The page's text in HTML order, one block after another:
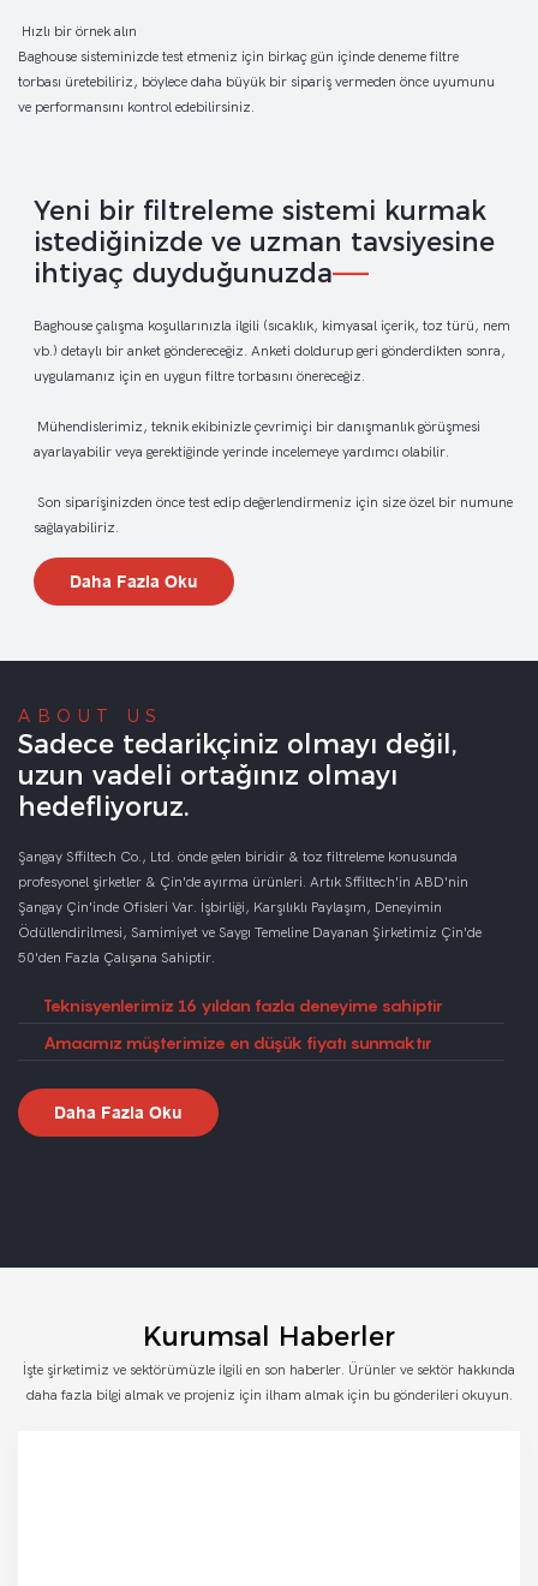
Hızlı bir örnek alın
Baghouse sisteminizde test etmeniz için birkaç gün içinde deneme filtre
torbası üretebiliriz, böylece daha büyük bir sipariş vermeden önce uyumunu
ve performansını kontrol edebilirsiniz.
Yeni bir filtreleme sistemi kurmak
istediğinizde ve uzman tavsiyesine
ihtiyaç duyduğunuzda——
Baghouse çalışma koşullarınızla ilgili (sıcaklık, kimyasal içerik, toz türü, nem
vb.) detaylı bir anket göndereceğiz. Anketi doldurup geri gönderdikten sonra,
uygulamanız için en uygun filtre torbasını önereceğiz.
Mühendislerimiz, teknik ekibinizle çevrimiçi bir danışmanlık görüşmesi
ayarlayabilir veya gerektiğinde yerinde incelemeye yardımcı olabilir.
Son siparişinizden önce test edip değerlendirmeniz için size özel bir numune
sağlayabiliriz.
Daha Fazla Oku
ABOUT US
Sadece tedarikçiniz olmayı değil,
uzun vadeli ortağınız olmayı
hedefliyoruz.
Şangay Sffiltech Co., Ltd. önde gelen biridir & toz filtreleme konusunda
profesyonel şirketler & Çin'de ayırma ürünleri. Artık Sffiltech'in ABD'nin
Şangay Çin'inde Ofisleri Var. İşbirliği, Karşılıklı Paylaşım, Deneyimin
Ödüllendirilmesi, Samimiyet ve Saygı Temeline Dayanan Şirketimiz Çin'de
50'den Fazla Çalışana Sahiptir.
Teknisyenlerimiz 16 yıldan fazla deneyime sahiptir
Amacımız müşterimize en düşük fiyatı sunmaktır
Daha Fazla Oku
Kurumsal Haberler
İşte şirketimiz ve sektörümüzle ilgili en son haberler. Ürünler ve sektör hakkında
daha fazla bilgi almak ve projeniz için ilham almak için bu gönderileri okuyun.